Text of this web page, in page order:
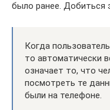
было ранее. Добиться
Когда
то автоматически
означает то, что
посмотреть те
были на телефоне.